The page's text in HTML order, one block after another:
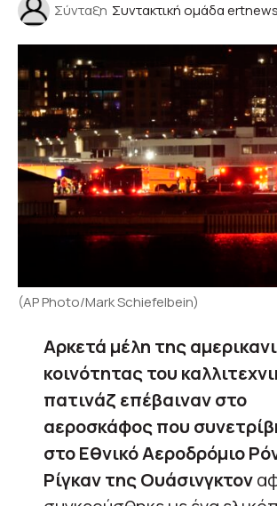
Σύνταξη Συντακτική ομάδα
(AP Photo/Mark Schiefelbein)
Αρκετά μέλη της
κοινότητας του
πατινάζ επέβαιναν στο
αεροσκάφος που
στο Εθνικό Αεροδρόμιο
Ρίγκαν της Ουάσινγκτον